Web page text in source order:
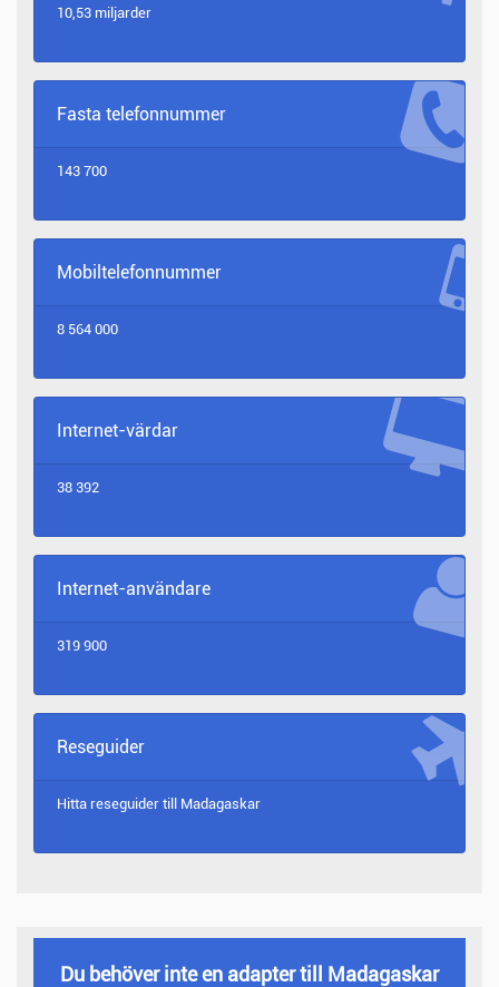
10,53 miljarder
Fasta telefonnummer
143 700
Mobiltelefonnummer
8 564 000
Internet-värdar
38 392
Internet-användare
319 900
Reseguider
Hitta reseguider till Madagaskar
Du behöver inte en adapter till Madagaskar